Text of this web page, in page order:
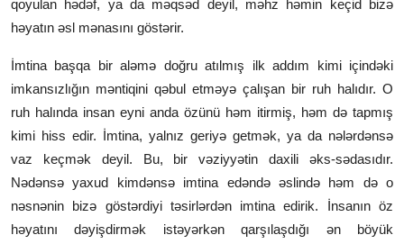
qoyulan hədəf, ya da məqsəd deyil, məhz həmin keçid bizə
həyatın əsl mənasını göstərir.
İmtina başqa bir aləmə doğru atılmış ilk addım kimi içindəki
imkansızlığın məntiqini qəbul etməyə çalışan bir ruh halıdır. O
ruh halında insan eyni anda özünü həm itirmiş, həm də tapmış
kimi hiss edir. İmtina, yalnız geriyə getmək, ya da nələrdənsə
vaz keçmək deyil. Bu, bir vəziyyətin daxili əks-sədasıdır.
Nədənsə yaxud kimdənsə imtina edəndə əslində həm də o
nəsnənin bizə göstərdiyi təsirlərdən imtina edirik. İnsanın öz
həyatını dəyişdirmək istəyərkən qarşılaşdığı ən böyük